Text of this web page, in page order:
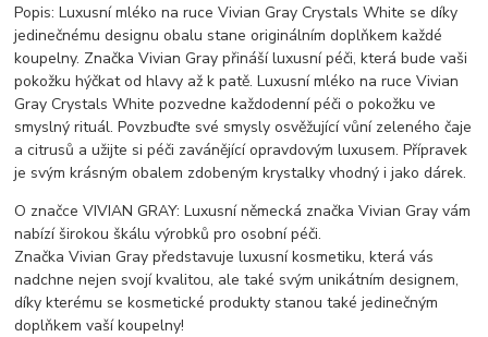
Popis: Luxusní mléko na ruce Vivian Gray Crystals White se díky
jedinečnému designu obalu stane originálním doplňkem každé
koupelny. Značka Vivian Gray přináší luxusní péči, která bude vaši
pokožku hýčkat od hlavy až k patě. Luxusní mléko na ruce Vivian
Gray Crystals White pozvedne každodenní péči o pokožku ve
smyslný rituál. Povzbuďte své smysly osvěžující vůní zeleného čaje
a citrusů a užijte si péči zavánějící opravdovým luxusem. Přípravek
je svým krásným obalem zdobeným krystalky vhodný i jako dárek.
O značce VIVIAN GRAY: Luxusní německá značka Vivian Gray vám
nabízí širokou škálu výrobků pro osobní péči.
Značka Vivian Gray představuje luxusní kosmetiku, která vás
nadchne nejen svojí kvalitou, ale také svým unikátním designem,
díky kterému se kosmetické produkty stanou také jedinečným
doplňkem vaší koupelny!